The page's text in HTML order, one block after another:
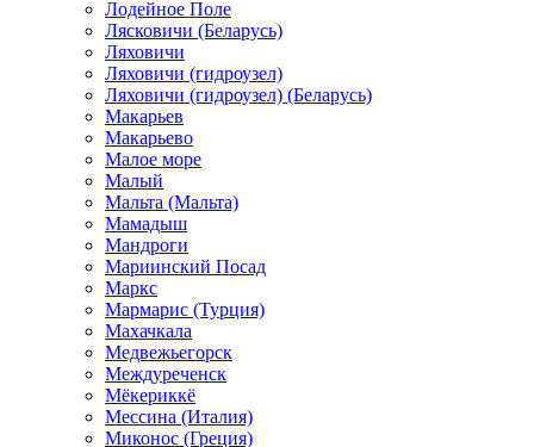
Лодейное Поле
Лясковичи (Беларусь)
Ляховичи
Ляховичи (гидроузел)
Ляховичи (гидроузел) (Беларусь)
Макарьев
Макарьево
Малое море
Малый
Мальта (Мальта)
Мамадыш
Мандроги
Мариинский Посад
Маркс
Мармарис (Турция)
Махачкала
Медвежьегорск
Междуреченск
Мёкериккё
Мессина (Италия)
Миконос (Греция)